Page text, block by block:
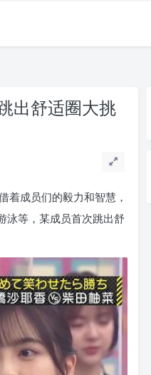
出舒适圈大挑
着成员们的毅力和智慧，
泳等，某成员首次跳出舒